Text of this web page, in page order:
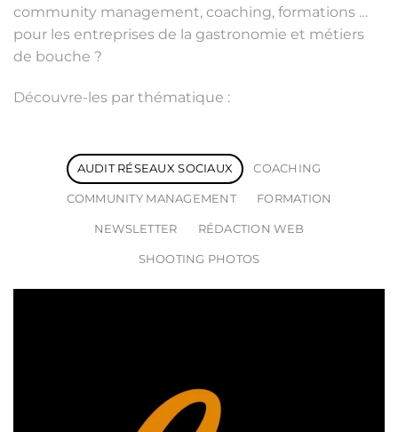
community management, coaching, formations …
pour les entreprises de la gastronomie et métiers
de bouche ?
Découvre-les par thématique :
AUDIT RÉSEAUX SOCIAUX COACHING
COMMUNITY MANAGEMENT FORMATION
NEWSLETTER RÉDACTION WEB
SHOOTING PHOTOS